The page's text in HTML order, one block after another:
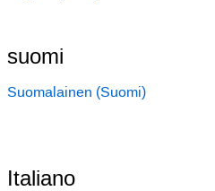
suomi
Suomalainen (Suomi)
Italiano